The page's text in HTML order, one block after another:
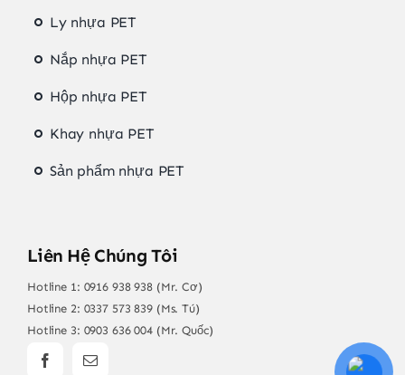
Ly nhựa PET
Nắp nhựa PET
Hộp nhựa PET
Khay nhựa PET
Sản phẩm nhựa PET
Liên Hệ Chúng Tôi
Hotline 1: 0916 938 938 (Mr. Cơ)
Hotline 2: 0337 573 839 (Ms. Tú)
Hotline 3: 0903 636 004 (Mr. Quốc)